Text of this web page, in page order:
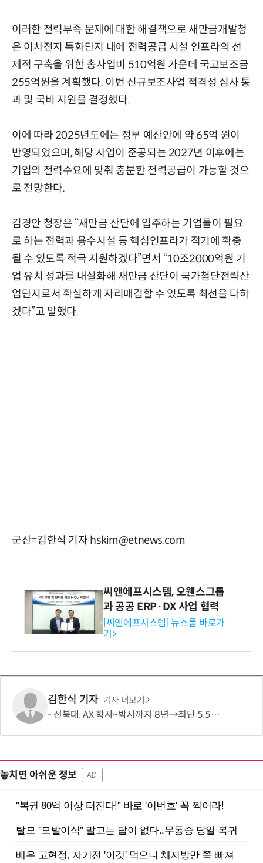
이러한 전력부족 문제에 대한 해결책으로 새만금개발청
은 이차전지 특화단지 내에 전력공급 시설 인프라의 선
제적 구축을 위한 총사업비 510억원 가운데 국고보조금
255억원을 계획했다. 이번 신규보조사업 적격성 심사 통
과 및 국비 지원을 결정했다.
이에 따라 2025년도에는 정부 예산안에 약 65억 원이
반영되었으며, 해당 사업이 준공되는 2027년 이후에는
기업의 전력수요에 맞춰 충분한 전력공급이 가능할 것으
로 전망한다.
김경안 청장은 “새만금 산단에 입주하는 기업들이 필요
로 하는 전력과 용수시설 등 핵심인프라가 적기에 확충
될 수 있도록 적극 지원하겠다”면서 “10조2000억원 기
업 유치 성과를 내실화해 새만금 산단이 국가첨단전략산
업단지로서 확실하게 자리매김할 수 있도록 최선을 다하
겠다”고 말했다.
군산=김한식 기자 hskim@etnews.com
씨앤에프시스템, 오웬스그룹
과 공공 ERP·DX 사업 협력
[씨앤에프시스템] 뉴스룸 바로가
기>
김한식 기자 기사 더보기
전북대, AX 학사~박사까지 8년→최단 5.5년 가능…톱 100 AI 특화대학원 도약도
놓치면 아쉬운 정보 AD